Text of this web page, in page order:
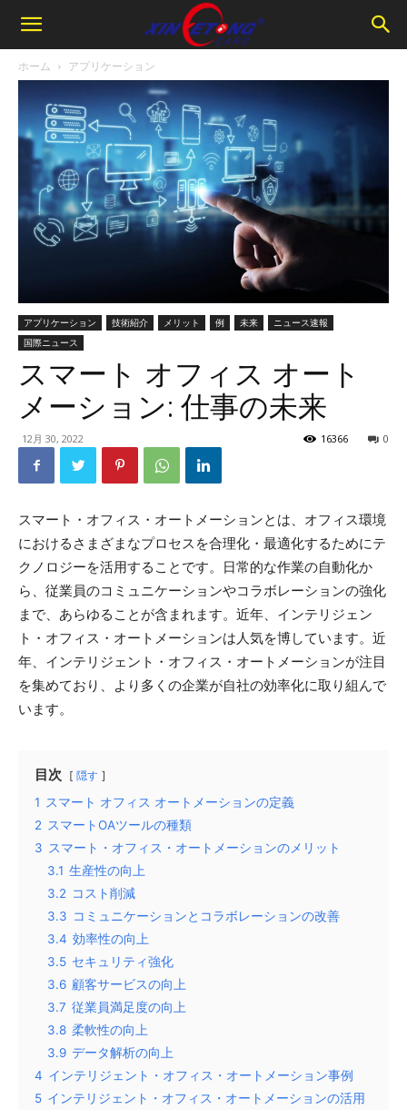
ホーム アプリケーション
アプリケーション 技術紹介 メリット 例 未来
ニュース速報
国際ニュース
スマート オフィス オート
メーション: 仕事の未来
12月 30, 2022 0
16366
スマート・オフィス・オートメーションとは、オフィス環境
におけるさまざまなプロセスを合理化・最適化するためにテ
クノロジーを活用することです。日常的な作業の自動化か
ら、従業員のコミュニケーションやコラボレーションの強化
まで、あらゆることが含まれます。近年、インテリジェン
ト・オフィス・オートメーションは人気を博しています。近
年、インテリジェント・オフィス・オートメーションが注目
を集めており、より多くの企業が自社の効率化に取り組んで
います。
目次 隠す
1 スマート オフィス オートメーションの定義
2 スマートOAツールの種類
3 スマート・オフィス・オートメーションのメリット
3.1 生産性の向上
3.2 コスト削減
3.3 コミュニケーションとコラボレーションの改善
3.4 効率性の向上
3.5 セキュリティ強化
3.6 顧客サービスの向上
3.7 従業員満足度の向上
3.8 柔軟性の向上
3.9 データ解析の向上
4 インテリジェント・オフィス・オートメーション事例
5 インテリジェント・オフィス・オートメーションの活用